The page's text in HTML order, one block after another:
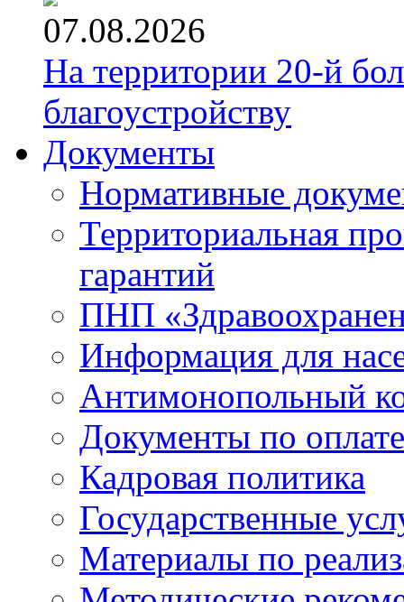
07.08.2026
На территории 20-й
благоустройству
Документы
Нормативные
Территориальная
гарантий
ПНП
Информация для
Антимонопольный
Документы по
Кадровая политика
Государственные
Материалы по